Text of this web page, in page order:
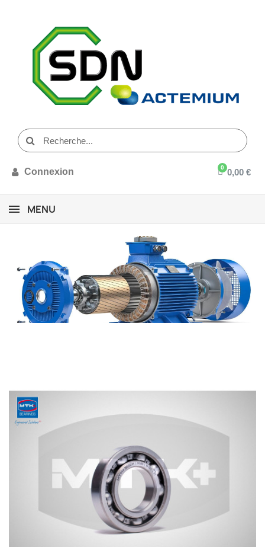
Connexion 0,00 €
MENU